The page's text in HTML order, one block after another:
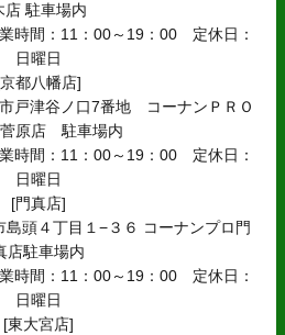
店 駐車場内
時間：11：00～19：00 定休日：
日曜日
都八幡店]
戸津谷ノ口7番地 コーナンＰＲＯ
原店 駐車場内
時間：11：00～19：00 定休日：
日曜日
[門真店]
頭４丁目１−３６ コーナンプロ門
店駐車場内
時間：11：00～19：00 定休日：
日曜日
[東大宮店]